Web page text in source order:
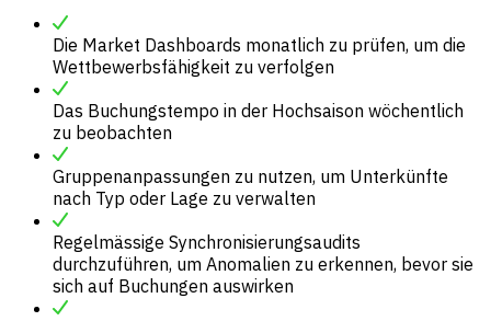
Die Market Dashboards monatlich zu prüfen, um die
Wettbewerbsfähigkeit zu verfolgen
Das Buchungstempo in der Hochsaison wöchentlich
zu beobachten
Gruppenanpassungen zu nutzen, um Unterkünfte
nach Typ oder Lage zu verwalten
Regelmässige Synchronisierungsaudits
durchzuführen, um Anomalien zu erkennen, bevor sie
sich auf Buchungen auswirken